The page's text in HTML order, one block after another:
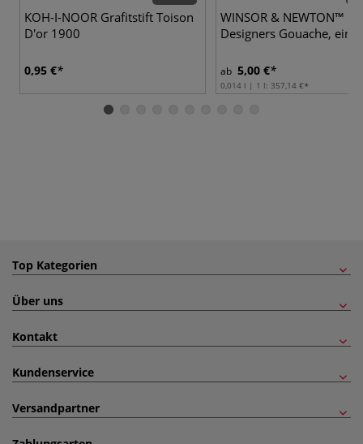
KOH-I-NOOR Grafitstift Toison
D'or 1900
0,95 €
WINSOR & NEWTON™
Designers Gouache,
ab 5,00 €
0,014 l | 1 l: 357,14 €
Top Kategorien
Über uns
Kontakt
Kundenservice
Versandpartner